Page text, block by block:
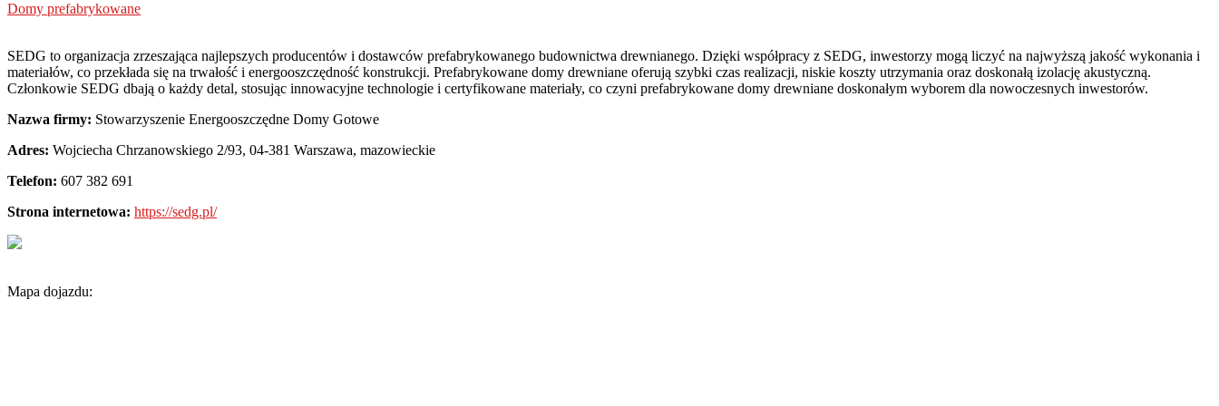
Domy prefabrykowane
SEDG to organizacja zrzeszająca najlepszych producentów i dostawców prefabrykowanego budownictwa drewnianego. Dzięki współpracy z SEDG, inwestorzy mogą liczyć na najwyższą jakość wykonania i
materiałów, co przekłada się na trwałość i energooszczędność konstrukcji. Prefabrykowane domy drewniane oferują szybki czas realizacji, niskie koszty utrzymania oraz doskonałą izolację akustyczną.
Członkowie SEDG dbają o każdy detal, stosując innowacyjne technologie i certyfikowane materiały, co czyni prefabrykowane domy drewniane doskonałym wyborem dla nowoczesnych inwestorów.
Nazwa firmy: Stowarzyszenie Energooszczędne Domy Gotowe
Adres: Wojciecha Chrzanowskiego 2/93, 04-381 Warszawa, mazowieckie
Telefon: 607 382 691
Strona internetowa: https://sedg.pl/
Mapa dojazdu: